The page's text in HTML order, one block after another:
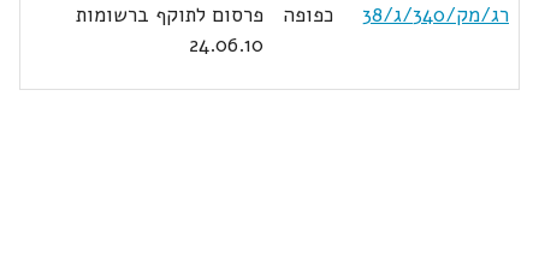
רג/מק/340/ג/38
כפופה
פרסום לתוקף ברשומות
24.06.10